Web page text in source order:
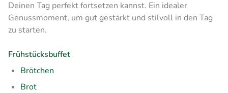
Deinen Tag perfekt fortsetzen kannst. Ein idealer
Genussmoment, um gut gestärkt und stilvoll in den Tag
zu starten.
Frühstücksbuffet
Brötchen
Brot